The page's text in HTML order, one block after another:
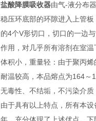
盐酸降膜吸收器由气-液分布
稳压环底部的环隙进入上管
的4个V形切口，切口的一边
作用，对几乎所有溶剂在室
体积小，重量轻：由于聚丙
耐温较高，本品熔点为164
无毒性、不结垢，不污染介质
由于具有以上特点，所有本